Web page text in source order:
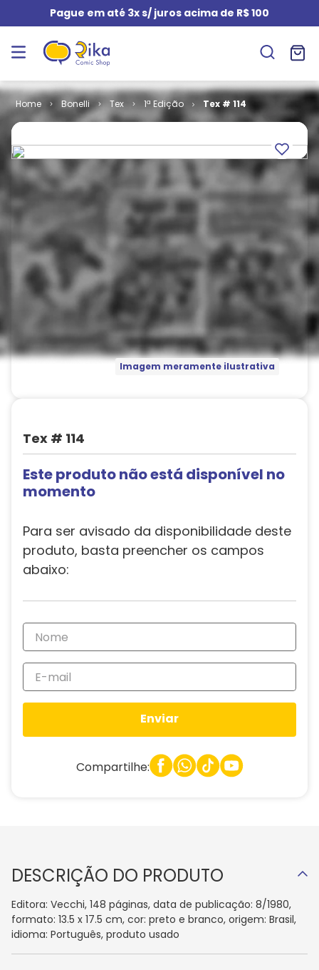
Pague em até 3x s/ juros acima de R$ 100
Bonelli Tex 1ª Edição Tex # 114
Imagem meramente ilustrativa
Tex # 114
Este produto não está disponível no
momento
Para ser avisado da disponibilidade deste
produto, basta preencher os campos
abaixo:
Enviar
Compartilhe:
DESCRIÇÃO DO PRODUTO
Editora: Vecchi, 148 páginas, data de publicação: 8/1980,
formato: 13.5 x 17.5 cm, cor: preto e branco, origem: Brasil,
idioma: Português, produto usado